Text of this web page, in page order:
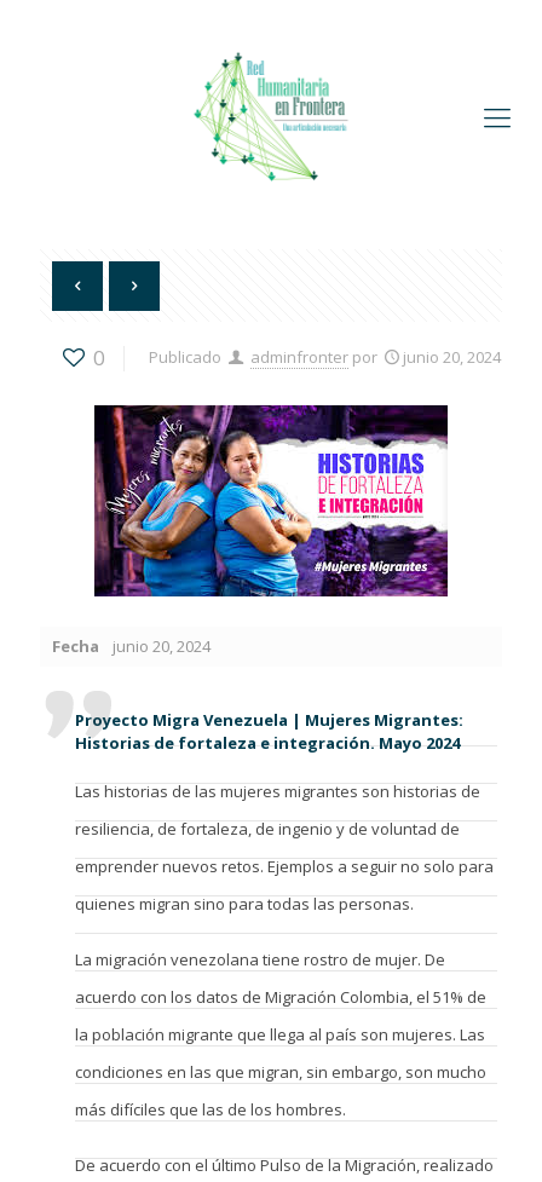
0 Publicado adminfronter por junio 20, 2024
Fecha junio 20, 2024
Proyecto Migra Venezuela | Mujeres Migrantes:
Historias de fortaleza e integración. Mayo 2024
Las historias de las mujeres migrantes son historias de
resiliencia, de fortaleza, de ingenio y de voluntad de
emprender nuevos retos. Ejemplos a seguir no solo para
quienes migran sino para todas las personas.
La migración venezolana tiene rostro de mujer. De
acuerdo con los datos de Migración Colombia, el 51% de
la población migrante que llega al país son mujeres. Las
condiciones en las que migran, sin embargo, son mucho
más difíciles que las de los hombres.
De acuerdo con el último Pulso de la Migración, realizado